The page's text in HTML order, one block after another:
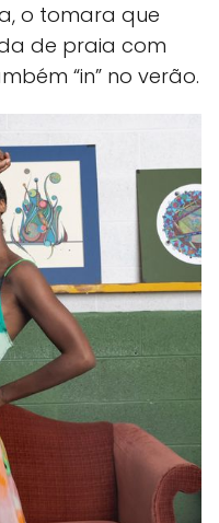
o tomara que
de praia com
“in” no verão.